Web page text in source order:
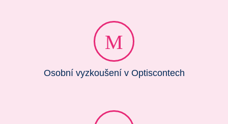
Osobní vyzkoušení v Optiscontech